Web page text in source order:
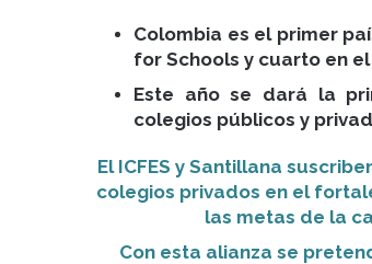
Colombia es el primer
for Schools y cuarto en
Este año se dará la
colegios públicos y
El ICFES y Santillana
colegios privados en el
las metas de la
Con esta alianza se